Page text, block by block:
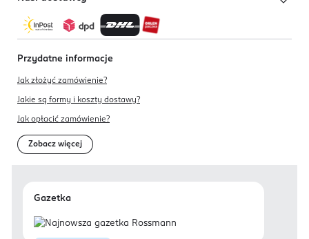
Przydatne informacje
Jak złożyć zamówienie?
Jakie są formy i koszty dostawy?
Jak opłacić zamówienie?
Zobacz więcej
Gazetka